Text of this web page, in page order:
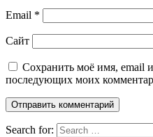
Email *
Сайт
Сохранить моё имя, email и
последующих моих
Search for: